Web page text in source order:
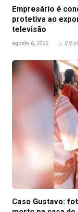
Empresário é
protetiva ao
televisão
agosto 6, 2026 0
Caso Gustavo: